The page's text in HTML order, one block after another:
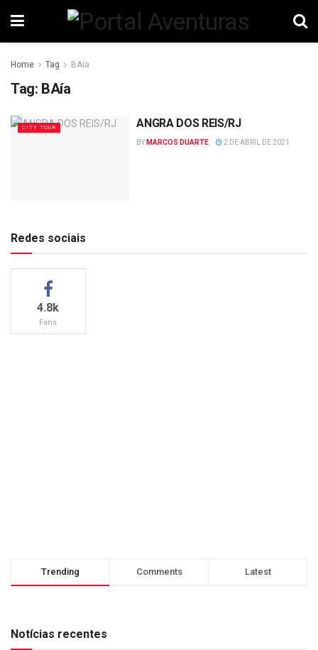
Home Tag BAía
Tag: BAía
CITY TOUR ANGRA DOS REIS/RJ
BY MARCOS DUARTE 2 DE ABRIL DE 2021
Redes sociais
4.8k
Fans
Trending Comments Latest
Notícias recentes